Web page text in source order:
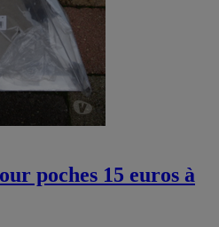
poches 15 euros à